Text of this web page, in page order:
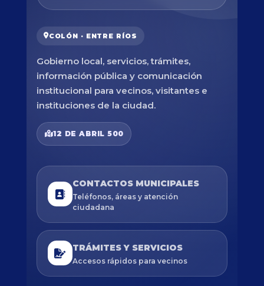
COLÓN · ENTRE RÍOS
Gobierno local, servicios, trámites,
información pública y comunicación
institucional para vecinos, visitantes e
instituciones de la ciudad.
12 DE ABRIL 500
CONTACTOS MUNICIPALES
Teléfonos, áreas y atención
ciudadana
TRÁMITES Y SERVICIOS
Accesos rápidos para vecinos